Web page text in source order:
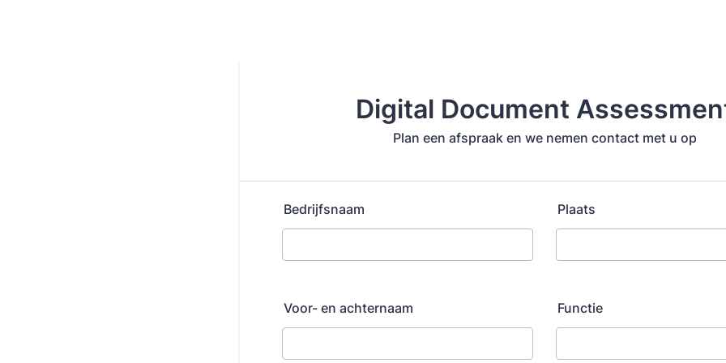
Digital Document
Plan een afspraak en we nemen contact met u op
Bedrijfsnaam Plaats
Voor- en achternaam Functie